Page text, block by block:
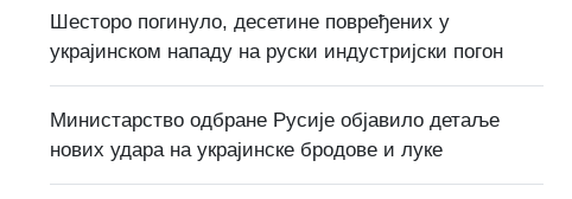
Шесторо погинуло, десетине повређених у
украјинском нападу на руски индустријски погон
Министарство одбране Русије објавило детаље
нових удара на украјинске бродове и луке